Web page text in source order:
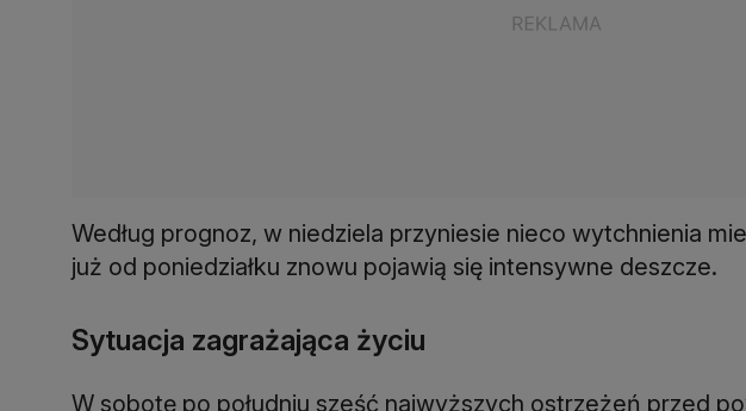
Według prognoz, w niedziela przyniesie nieco wytchnienia
już od poniedziałku znowu pojawią się intensywne deszcze.
Sytuacja zagrażająca życiu
W sobotę po południu sześć najwyższych ostrzeżeń przed